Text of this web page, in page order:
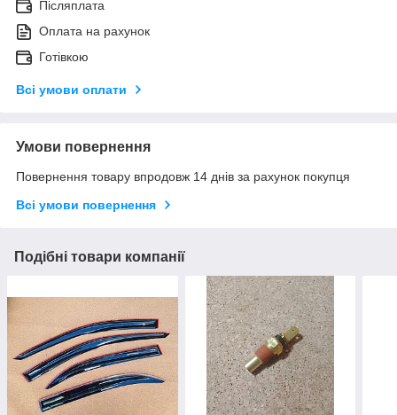
Післяплата
Оплата на рахунок
Готівкою
Всі умови оплати
Умови повернення
Повернення товару впродовж 14 днів за рахунок покупця
Всі умови повернення
Подібні товари компанії